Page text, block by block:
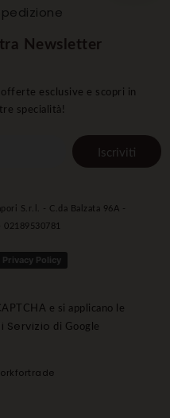
Newsletter
esclusive e scopri in
specialità!
Iscriviti
S.r.l. - C.da Balzata 96A -
02189530781
Privacy Policy
e si applicano le
Servizio di Google